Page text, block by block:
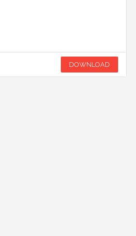
DOWNLOAD